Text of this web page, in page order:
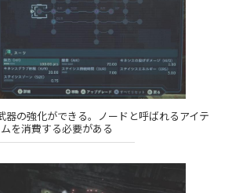
器の強化ができる。ノードと呼ばれるアイテ
ムを消費する必要がある